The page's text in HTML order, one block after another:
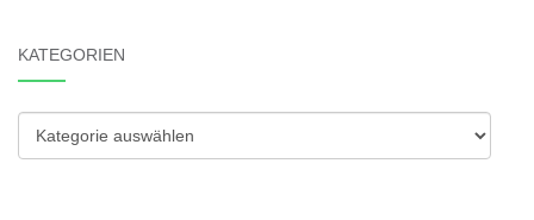
KATEGORIEN
Kategorien